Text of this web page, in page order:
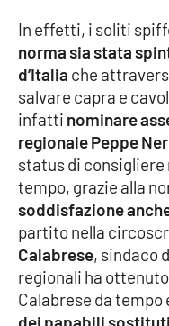
RUBRICHE
Good Morning
Parchi Marini
Leggendo Alvaro
Imprese Di Calabria
Le perfidie di
In effetti, i soliti
norma sia stata
d’Italia che
salvare capra e
infatti nominare
regionale Peppe
status di consigliere
tempo, grazie alla
soddisfazione
partito nella
Calabrese, sindaco
regionali ha
Calabrese da
dei papabili